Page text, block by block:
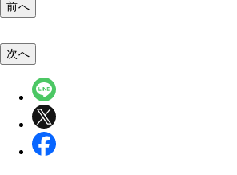
前へ
次へ